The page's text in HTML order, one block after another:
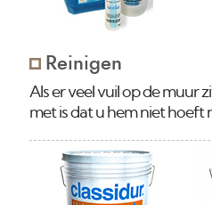
Reinigen
Als er veel vuil op de muur
met is dat u hem niet hoeft